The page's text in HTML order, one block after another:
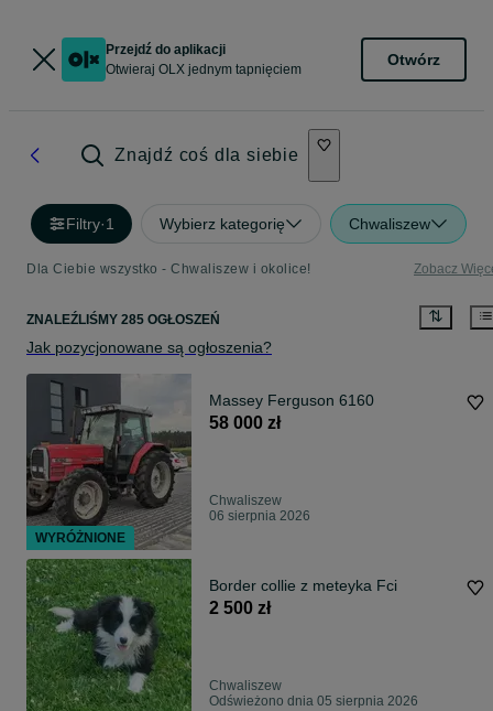
Przejdź do aplikacji
Otwieraj OLX jednym tapnięciem
Otwórz
Znajdź coś dla siebie
Filtry·1 Wybierz kategorię Chwaliszew
Dla Ciebie wszystko - Chwaliszew i okolice! Zobacz
ZNALEŹLIŚMY 285 OGŁOSZEŃ
Jak pozycjonowane są ogłoszenia?
Massey Ferguson 6160
58 000 zł
Chwaliszew
06 sierpnia 2026
Border collie z meteyka Fci
2 500 zł
Chwaliszew
Odświeżono dnia 05 sierpnia 2026
WYRÓŻNIONE